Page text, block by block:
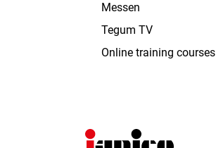
Messen
Tegum TV
Online training courses